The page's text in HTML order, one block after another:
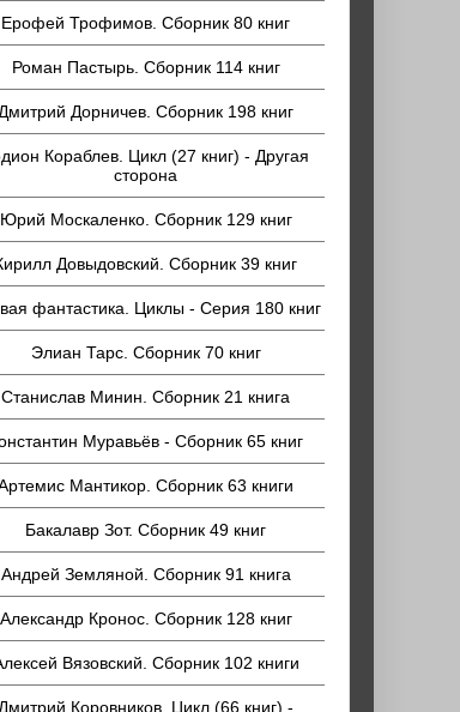
Ерофей Трофимов. Сборник 80 книг
Роман Пастырь. Сборник 114 книг
Дмитрий Дорничев. Сборник 198 книг
Кораблев. Цикл (27 книг) - Другая
сторона
Юрий Москаленко. Сборник 129 книг
Довыдовский. Сборник 39 книг
фантастика. Циклы - Серия 180 книг
Элиан Тарс. Сборник 70 книг
Станислав Минин. Сборник 21 книга
Муравьёв - Сборник 65 книг
Мантикор. Сборник 63 книги
Бакалавр Зот. Сборник 49 книг
Андрей Земляной. Сборник 91 книга
Александр Кронос. Сборник 128 книг
Вязовский. Сборник 102 книги
Дмитрий Коровников. Цикл (66 книг) -